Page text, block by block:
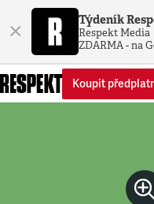
× Týdeník
Respekt Media
ZDARMA - na
Koupit